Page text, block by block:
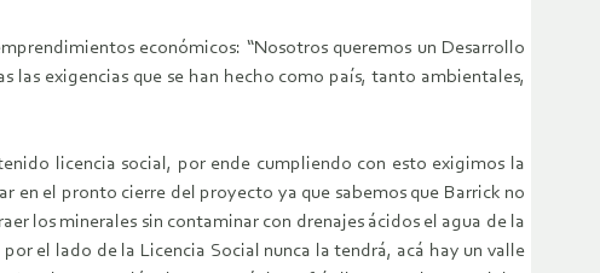
económicos: “Nosotros queremos un Desarrollo
las exigencias que se han hecho como país, tanto ambientales,
licencia social, por ende cumpliendo con esto exigimos la
en el pronto cierre del proyecto ya que sabemos que Barrick no
los minerales sin contaminar con drenajes ácidos el agua de la
el lado de la Licencia Social nunca la tendrá, acá hay un valle